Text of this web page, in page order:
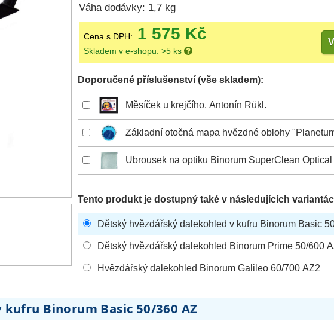
Váha dodávky: 1,7 kg
Cena s DPH: 1 575 Kč
Skladem v e-shopu: >5 ks
Doporučené příslušenství (vše skladem):
Měsíček u krejčího. Antonín Rükl.
Základní otočná mapa hvězdné oblohy
Ubrousek na optiku Binorum SuperClean Optical
Tento produkt je dostupný také v následujících
Dětský hvězdářský dalekohled v kufru Binorum Basic
Dětský hvězdářský dalekohled Binorum Prime 50/600
Hvězdářský dalekohled Binorum Galileo 60/700 AZ2
Binorum Basic 50/360 AZ